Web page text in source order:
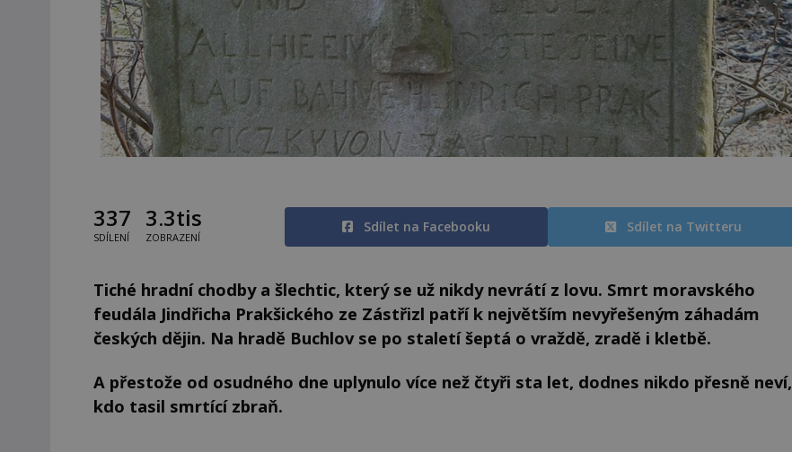
337
SDÍLENÍ
3.3tis
ZOBRAZENÍ
Sdílet na Facebooku Sdílet na Twitteru
Tiché hradní chodby a šlechtic, který se už nikdy nevrátí z lovu. Smrt moravského
feudála Jindřicha Prakšického ze Zástřizl patří k největším nevyřešeným záhadám
českých dějin. Na hradě Buchlov se po staletí šeptá o vraždě, zradě i kletbě.
A přestože od osudného dne uplynulo více než čtyři sta let, dodnes nikdo přesně neví,
kdo tasil smrtící zbraň.